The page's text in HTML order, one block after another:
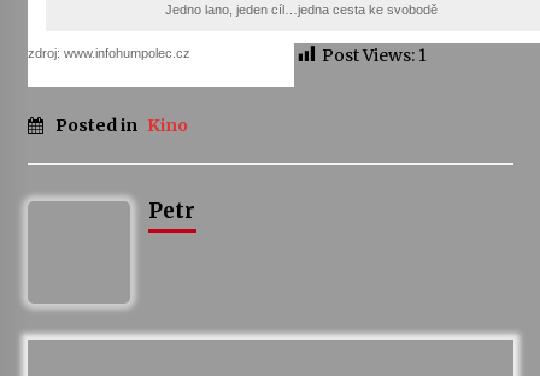
Jedno lano, jeden cíl…jedna cesta ke svobodě
zdroj: www.infohumpolec.cz Post Views: 1
Posted in Kino
Petr